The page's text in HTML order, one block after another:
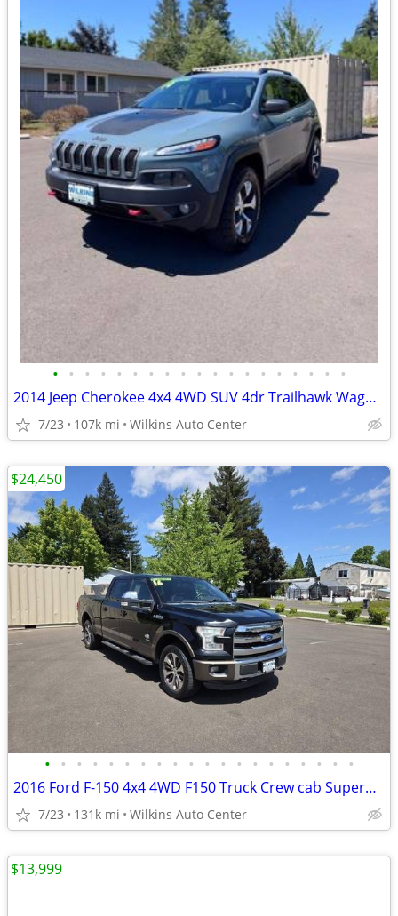
• • • • • • • • • • • • • • • • • • •
2014 Jeep Cherokee 4x4 4WD SUV 4dr Trailhawk Wagon .
7/23 107k mi Wilkins Auto Center
• • • • • • • • • • • • • • • • • • • •
2016 Ford F-150 4x4 4WD F150 Truck Crew cab SuperCrew 145 XLT Crew Pickup
7/23 131k mi Wilkins Auto Center
$24,450
$13,999